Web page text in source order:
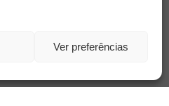
Ver preferências
relato